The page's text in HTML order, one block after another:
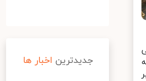
جدیدترین اخبار ها